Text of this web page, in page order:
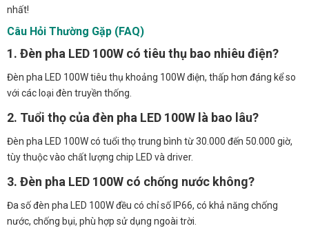
nhất!
Câu Hỏi Thường Gặp (FAQ)
1. Đèn pha LED 100W có tiêu thụ bao nhiêu điện?
Đèn pha LED 100W tiêu thụ khoảng 100W điện, thấp hơn đáng kể so
với các loại đèn truyền thống.
2. Tuổi thọ của đèn pha LED 100W là bao lâu?
Đèn pha LED 100W có tuổi thọ trung bình từ 30.000 đến 50.000 giờ,
tùy thuộc vào chất lượng chip LED và driver.
3. Đèn pha LED 100W có chống nước không?
Đa số đèn pha LED 100W đều có chỉ số IP66, có khả năng chống
nước, chống bụi, phù hợp sử dụng ngoài trời.